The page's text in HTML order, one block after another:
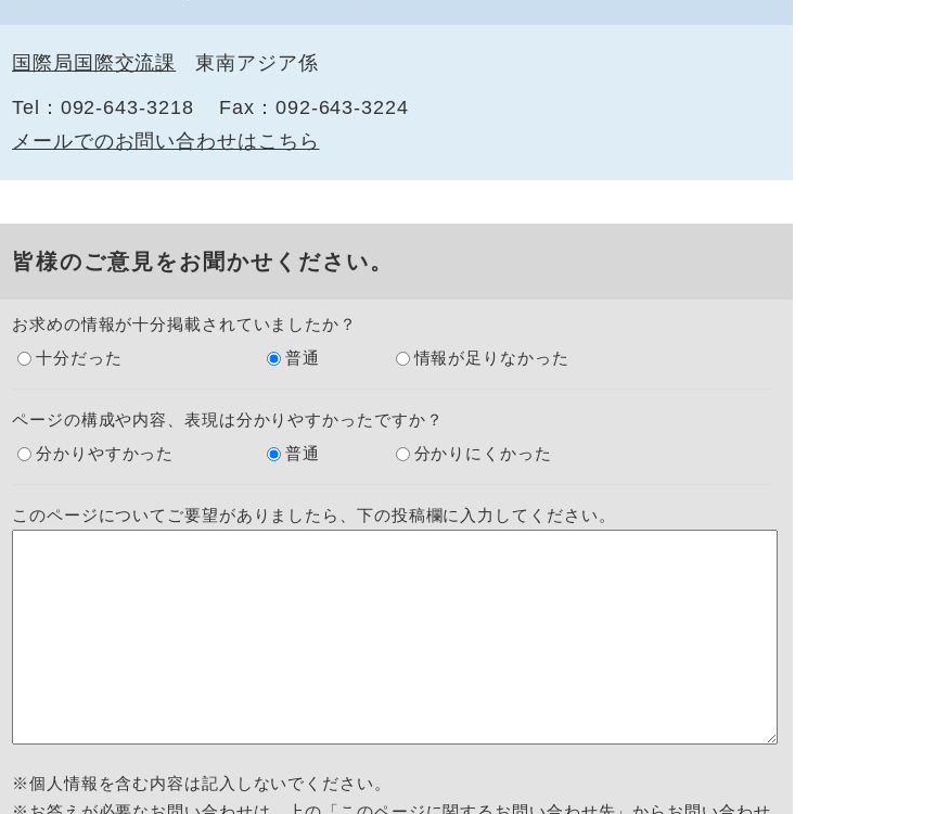
国際局国際交流課 東南アジア係
Tel：092-643-3218
Fax：092-643-3224
メールでのお問い合わせはこちら
皆様のご意見をお聞かせください。
お求めの情報が十分掲載されていましたか？
十分だった
普通 情報が足りなかった
ページの構成や内容、表現は分かりやすかったですか？
分かりやすかった
普通 分かりにくかった
このページについてご要望がありましたら、下の投稿欄に入力してください。
※個人情報を含む内容は記入しないでください。